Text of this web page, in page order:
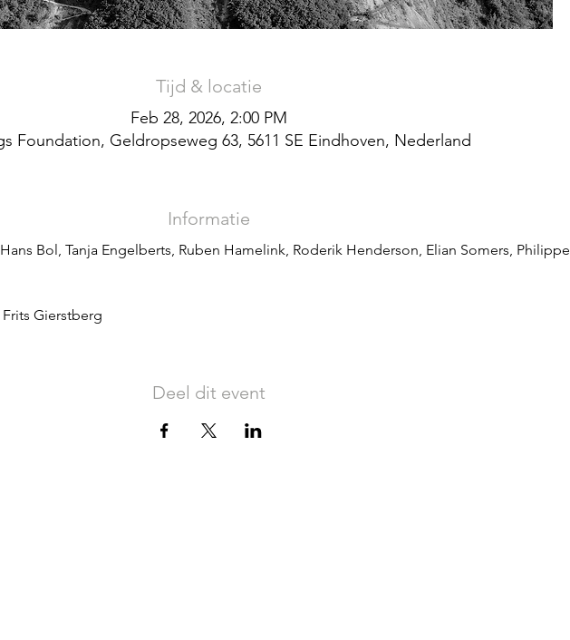
Tijd & locatie
Feb 28, 2026, 2:00 PM
Foundation, Geldropseweg 63, 5611 SE Eindhoven, Nederland
Informatie
Bol, Tanja Engelberts, Ruben Hamelink, Roderik Henderson, Elian Somers, Philippe
Gierstberg
Deel dit event